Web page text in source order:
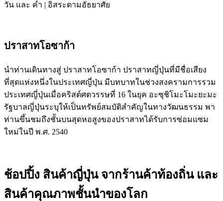
วัน และ ค่ำ | อิสระตามอัธยาศัย
ปราสาทโอซาก้า
นำท่านเดินทางสู่ ปราสาทโอซาก้า ปราสาทญี่ปุ่นที่มีชื่อเสียง
ที่สุดแห่งหนึ่งในประเทศญี่ปุ่น มีบทบาทในช่วงสงครามการรวม
ประเทศญี่ปุ่นเมื่อคริสต์ศตวรรษที่ 16 ในยุค อะซุชิโมะโมะยะมะ
รัฐบาลญี่ปุ่นระบุให้เป็นทรัพย์สมบัติสำคัญในทางวัฒนธรรม พา
ท่านขึ้นชมถึงชั้นบนสุดหอสูงของปราสาทได้รับการซ่อมแซม
ใหม่ในปี พ.ศ. 2540
ช้อปปิ้ง สินค้าญี่ปุ่น จากร้านค้าท้องถิ่น และ
สินค้าคุณภาพชั้นนำของโลก